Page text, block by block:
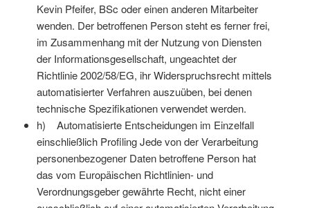
Kevin Pfeifer, BSc oder einen anderen Mitarbeiter
wenden. Der betroffenen Person steht es ferner frei,
im Zusammenhang mit der Nutzung von Diensten
der Informationsgesellschaft, ungeachtet der
Richtlinie 2002/58/EG, ihr Widerspruchsrecht mittels
automatisierter Verfahren auszuüben, bei denen
technische Spezifikationen verwendet werden.
h) Automatisierte Entscheidungen im Einzelfall
einschließlich Profiling Jede von der Verarbeitung
personenbezogener Daten betroffene Person hat
das vom Europäischen Richtlinien- und
Verordnungsgeber gewährte Recht, nicht einer